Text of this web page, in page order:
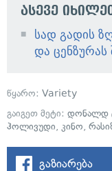
ასევე
სად გადის
და ცენზურას
წყარო: Variety
გაიგეთ მეტი: დონალდ
ჰოლივუდი, კინო,
გაზიარება